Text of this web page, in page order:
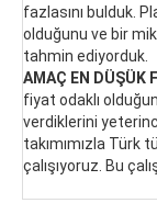
fazlasını bulduk.
olduğunu ve bir
tahmin ediyorduk.
AMAÇ EN DÜŞÜK
fiyat odaklı
verdiklerini
takımımızla Türk
çalışıyoruz. Bu